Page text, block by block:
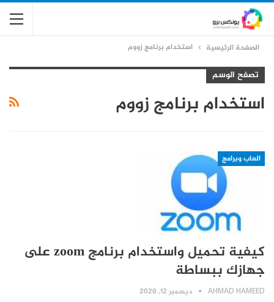
الصفحة الرئيسية استخدام برنامج زووم
تصفح الوسم
استخدام برنامج زووم
العاب وبرامج
كيفية تحميل واستخدام برنامج zoom على
جهازك ببساطة
AHMAD HAMEED ديسمبر 12, 2020